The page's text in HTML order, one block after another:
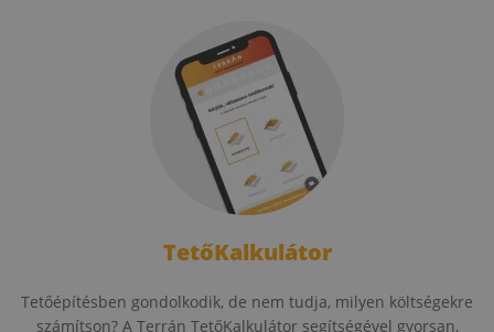
TetőKalkulátor
Tetőépítésben gondolkodik, de nem tudja, milyen költségekre
számítson? A Terrán TetőKalkulátor segítségével gyorsan,